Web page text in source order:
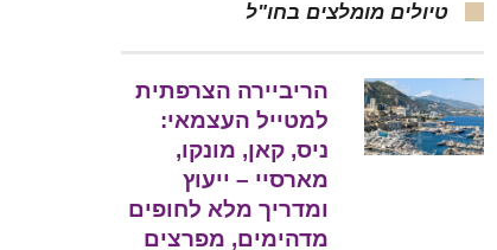
טיולים מומלצים בחו"ל
הריביירה הצרפתית
למטייל העצמאי:
ניס, קאן, מונקו,
מארסיי – ייעוץ
ומדריך מלא לחופים
מדהימים, מפרצים